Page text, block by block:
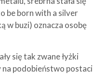
be born with a silver
w buzi) oznacza osobę
się tak zwane łyżki
na podobieństwo postaci